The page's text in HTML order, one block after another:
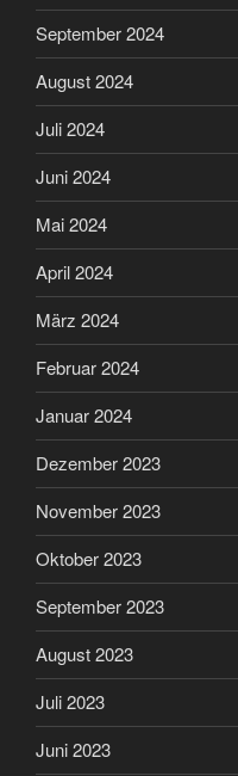
September 2024
August 2024
Juli 2024
Juni 2024
Mai 2024
April 2024
März 2024
Februar 2024
Januar 2024
Dezember 2023
November 2023
Oktober 2023
September 2023
August 2023
Juli 2023
Juni 2023